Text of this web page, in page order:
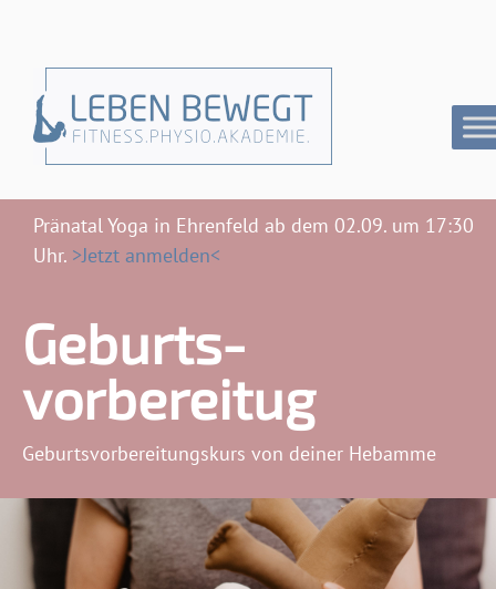
Pränatal Yoga in Ehrenfeld ab dem 02.09. um 17:30
Uhr. >Jetzt anmelden<
Geburts-
vorbereitug
Geburtsvorbereitungskurs von deiner Hebamme